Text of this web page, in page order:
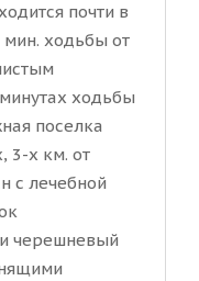
почти в
мин. ходьбы от
ходьбы
поселка
3-х км. от
с лечебной
черешневый